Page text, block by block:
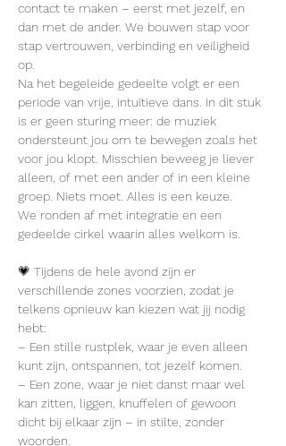
contact te maken – eerst met jezelf, en
dan met de ander. We bouwen stap voor
stap vertrouwen, verbinding en veiligheid
op.
Na het begeleide gedeelte volgt er een
periode van vrije, intuïtieve dans. In dit stuk
is er geen sturing meer: de muziek
ondersteunt jou om te bewegen zoals het
voor jou klopt. Misschien beweeg je liever
alleen, of met een ander of in een kleine
groep. Niets moet. Alles is een keuze.
We ronden af met integratie en een
gedeelde cirkel waarin alles welkom is.
💗 Tijdens de hele avond zijn er
verschillende zones voorzien, zodat je
telkens opnieuw kan kiezen wat jij nodig
hebt:
– Een stille rustplek, waar je even alleen
kunt zijn, ontspannen, tot jezelf komen.
– Een zone, waar je niet danst maar wel
kan zitten, liggen, knuffelen of gewoon
dicht bij elkaar zijn – in stilte, zonder
woorden.